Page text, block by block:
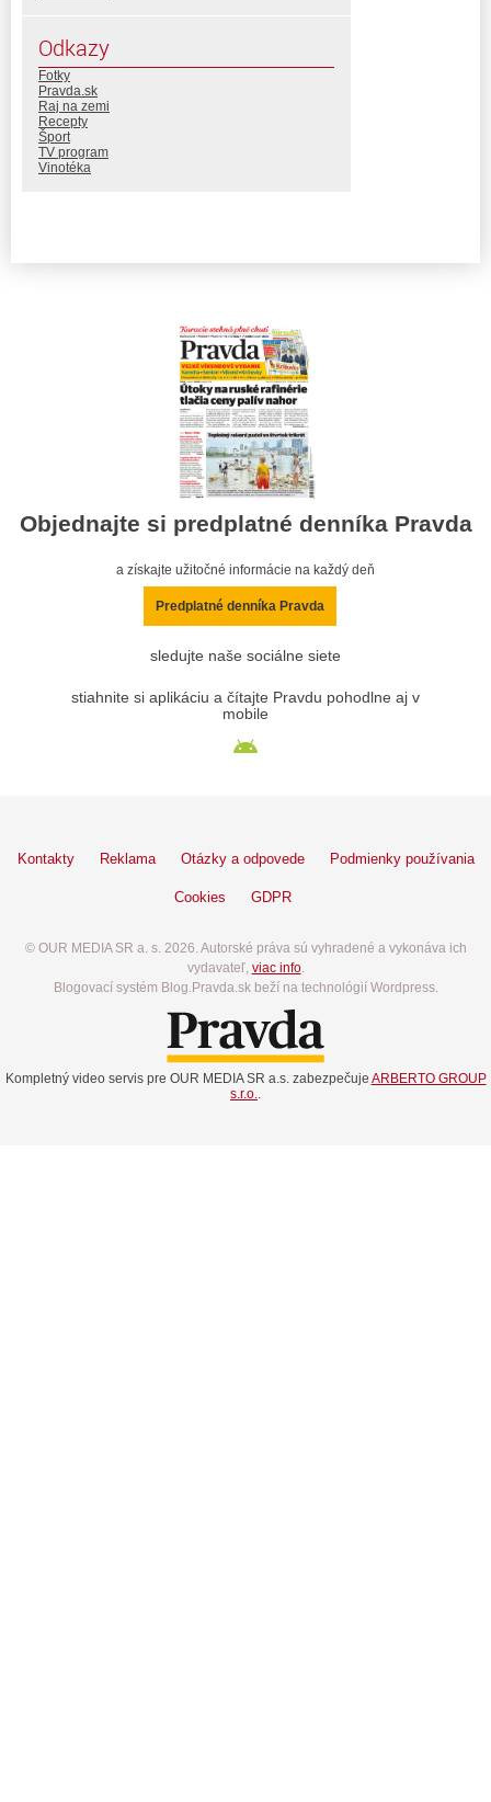
Odkazy
Fotky
Pravda.sk
Raj na zemi
Recepty
Šport
TV program
Vinotéka
Objednajte si predplatné denníka Pravda
a získajte užitočné informácie na každý deň
Predplatné denníka Pravda
sledujte naše sociálne siete
stiahnite si aplikáciu a čítajte Pravdu pohodlne aj v
mobile
Kontakty Reklama Otázky a odpovede Podmienky používania
Cookies GDPR
© OUR MEDIA SR a. s. 2026. Autorské práva sú vyhradené a vykonáva ich
vydavateľ, viac info.
Blogovací systém Blog.Pravda.sk beží na technológií Wordpress.
Kompletný video servis pre OUR MEDIA SR a.s. zabezpečuje ARBERTO GROUP
s.r.o..